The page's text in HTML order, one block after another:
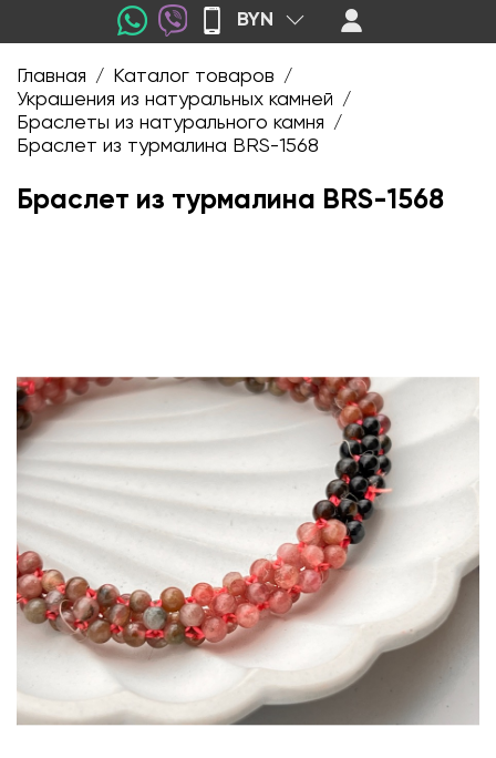
BYN
Главная / Каталог товаров /
Украшения из натуральных камней /
Браслеты из натурального камня /
Браслет из турмалина BRS-1568
Браслет из турмалина BRS-1568